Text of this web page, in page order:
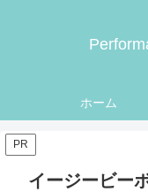
ホーム
PR
イージービー